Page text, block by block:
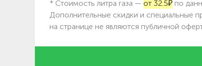
* Стоимость литра газа — от 32.5₽ по
Дополнительные скидки и специальные
на странице не являются публичной